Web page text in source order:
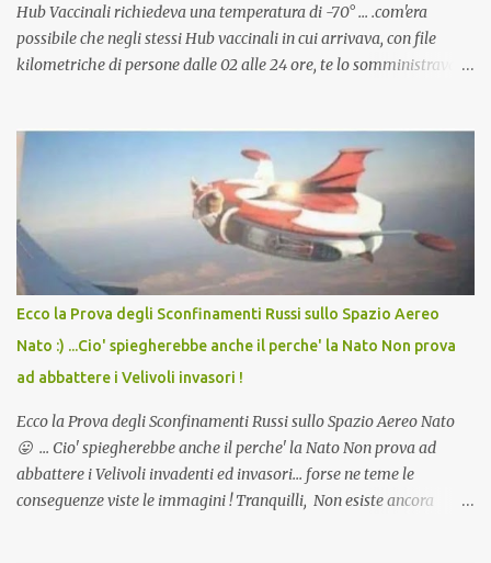
Hub Vaccinali richiedeva una temperatura di -70° ... .com'era
possibile che negli stessi Hub vaccinali in cui arrivava, con file
kilometriche di persone dalle 02 alle 24 ore, te lo somministravano
Vaccino come: l' Amaro del Capo, era "spettacolare Ghiacciato, ma
andava bene anche, a Temperatura Ambiente"! Riproponiamo
l'articolo per NON Dimenticare!
Ecco la Prova degli Sconfinamenti Russi sullo Spazio Aereo
Nato :) ...Cio' spiegherebbe anche il perche' la Nato Non prova
ad abbattere i Velivoli invasori !
Ecco la Prova degli Sconfinamenti Russi sullo Spazio Aereo Nato
😛 ... Cio' spiegherebbe anche il perche' la Nato Non prova ad
abbattere i Velivoli invadenti ed invasori... forse ne teme le
conseguenze viste le immagini ! Tranquilli, Non esiste ancora